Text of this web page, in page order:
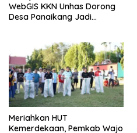
WebGIS KKN Unhas Dorong
Desa Panaikang Jadi
Meriahkan HUT
Kemerdekaan, Pemkab Wajo